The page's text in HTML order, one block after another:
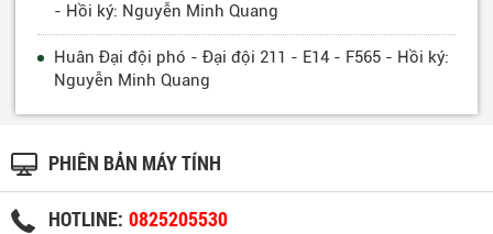
- Hồi ký: Nguyễn Minh Quang
Huân Đại đội phó - Đại đội 211 - E14 - F565 - Hồi ký:
Nguyễn Minh Quang
PHIÊN BẢN MÁY TÍNH
HOTLINE: 0825205530